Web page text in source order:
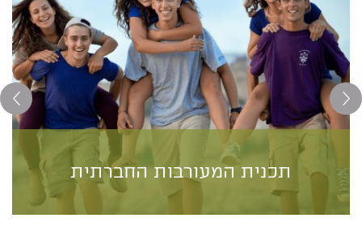
תכנית המעורבות החברתית